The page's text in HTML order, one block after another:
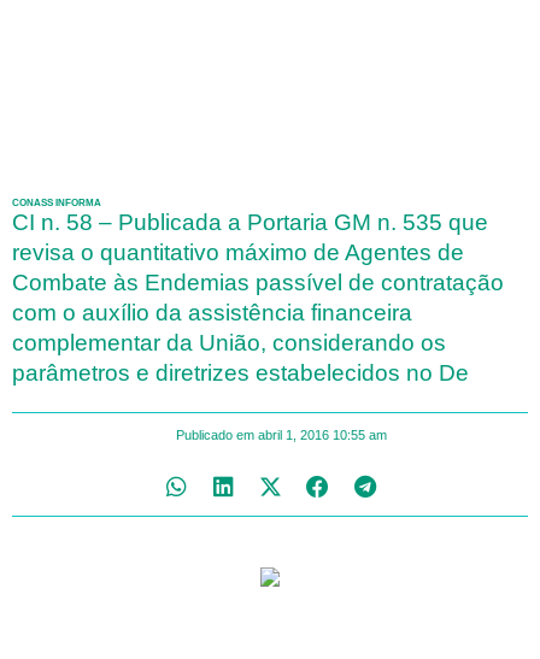
CONASS INFORMA
CI n. 58 – Publicada a Portaria GM n. 535 que
revisa o quantitativo máximo de Agentes de
Combate às Endemias passível de contratação
com o auxílio da assistência financeira
complementar da União, considerando os
parâmetros e diretrizes estabelecidos no De
Publicado em abril 1, 2016 10:55 am